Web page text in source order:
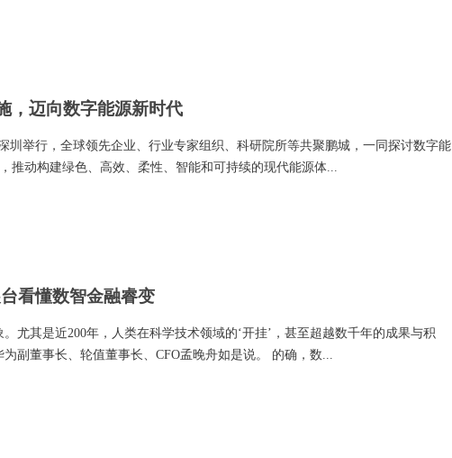
，迈向数字能源新时代
圳举行，全球领先企业、行业专家组织、科研院所等共聚鹏城，一同探讨数字能
推动构建绿色、高效、柔性、智能和可持续的现代能源体...
看懂数智金融睿变
尤其是近200年，人类在科学技术领域的‘开挂’，甚至超越数千年的成果与积
副董事长、轮值董事长、CFO孟晚舟如是说。 的确，数...